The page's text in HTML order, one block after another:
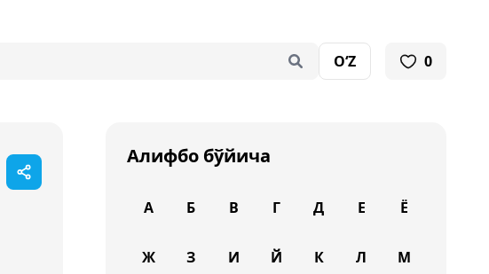
O‘Z 0
Алифбо бўйича
А Б В Г Д Е Ё
Ж З И Й К Л М